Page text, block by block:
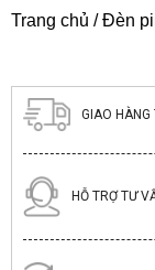
Trang chủ / Đèn
GIAO HÀNG
HỖ TRỢ TƯ